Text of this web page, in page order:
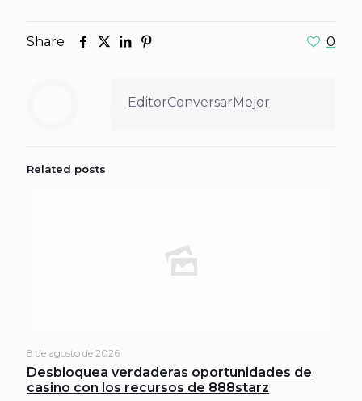
Share 0
EditorConversarMejor
Related posts
8 de agosto de 2026
Desbloquea verdaderas oportunidades de
casino con los recursos de 888starz